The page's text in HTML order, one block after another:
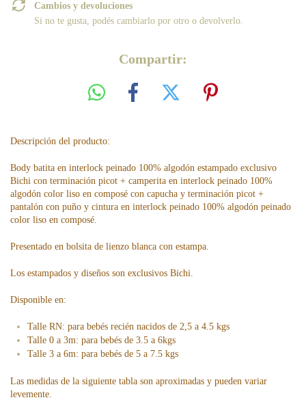
Cambios y devoluciones
Si no te gusta, podés cambiarlo por otro o devolverlo.
Compartir:
Descripción del producto:
Body batita en interlock peinado 100% algodón estampado exclusivo
Bichi con terminación picot + camperita en interlock peinado 100%
algodón color liso en composé con capucha y terminación picot +
pantalón con puño y cintura en interlock peinado 100% algodón peinado
color liso en composé.
Presentado en bolsita de lienzo blanca con estampa.
Los estampados y diseños son exclusivos Bichi.
Disponible en:
Talle RN: para bebés recién nacidos de 2,5 a 4.5 kgs
Talle 0 a 3m: para bebés de 3.5 a 6kgs
Talle 3 a 6m: para bebés de 5 a 7.5 kgs
Las medidas de la siguiente tabla son aproximadas y pueden variar
levemente.